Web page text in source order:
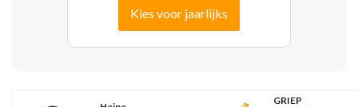
Kies voor jaarlijks
GRIEP